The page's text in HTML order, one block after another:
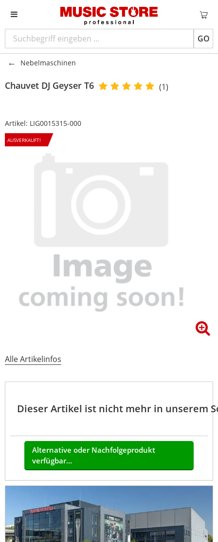
GO
Nebelmaschinen
Chauvet DJ Geyser T6 (1)
Artikel: LIG0015315-000
AUSVERKAUFT!
Alle Artikelinfos
Dieser Artikel ist nicht mehr in unserem
Alternative oder Nachfolgeprodukt
verfügbar...